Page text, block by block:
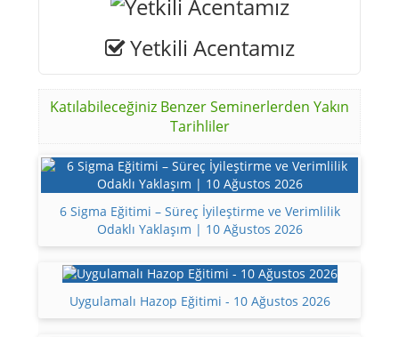
Yetkili Acentamız
Katılabileceğiniz Benzer Seminerlerden Yakın
Tarihliler
6 Sigma Eğitimi – Süreç İyileştirme ve Verimlilik
Odaklı Yaklaşım | 10 Ağustos 2026
Uygulamalı Hazop Eğitimi - 10 Ağustos 2026